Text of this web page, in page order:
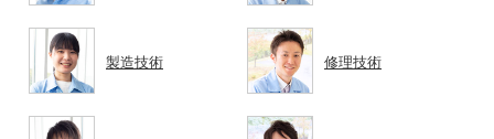
製造技術 修理技術